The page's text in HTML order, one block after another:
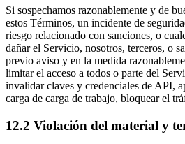
Si sospechamos razonablemente y de
estos Términos, un incidente de
riesgo relacionado con sanciones, o
dañar el Servicio, nosotros, terceros, o
previo aviso y en la medida
limitar el acceso a todos o parte del
invalidar claves y credenciales de API,
carga de carga de trabajo, bloquear el
12.2 Violación del material y